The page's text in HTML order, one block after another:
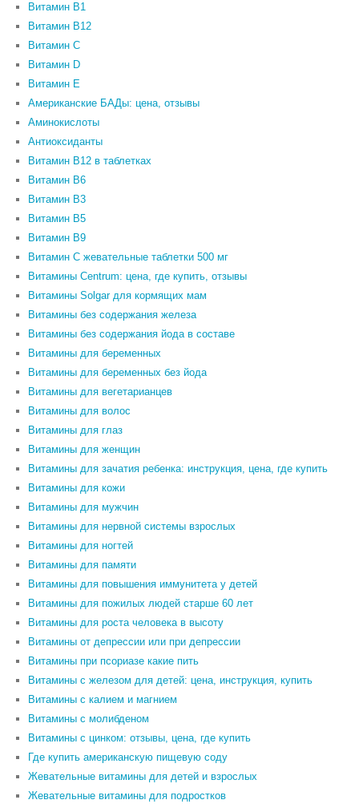
Витамин B1
Витамин B12
Витамин C
Витамин D
Витамин Е
Американские БАДы: цена, отзывы
Аминокислоты
Антиоксиданты
Витамин B12 в таблетках
Витамин B6
Витамин В3
Витамин В5
Витамин В9
Витамин С жевательные таблетки 500 мг
Витамины Centrum: цена, где купить, отзывы
Витамины Solgar для кормящих мам
Витамины без содержания железа
Витамины без содержания йода в составе
Витамины для беременных
Витамины для беременных без йода
Витамины для вегетарианцев
Витамины для волос
Витамины для глаз
Витамины для женщин
Витамины для зачатия ребенка: инструкция, цена, где купить
Витамины для кожи
Витамины для мужчин
Витамины для нервной системы взрослых
Витамины для ногтей
Витамины для памяти
Витамины для повышения иммунитета у детей
Витамины для пожилых людей старше 60 лет
Витамины для роста человека в высоту
Витамины от депрессии или при депрессии
Витамины при псориазе какие пить
Витамины с железом для детей: цена, инструкция, купить
Витамины с калием и магнием
Витамины с молибденом
Витамины с цинком: отзывы, цена, где купить
Где купить американскую пищевую соду
Жевательные витамины для детей и взрослых
Жевательные витамины для подростков